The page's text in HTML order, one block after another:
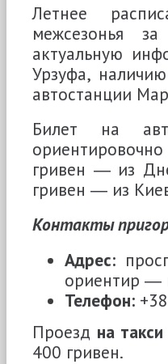
Летнее
межсезонья
актуальную
Урзуфа,
автостанции
Билет на
гривен ― из
гривен ― из
Контакты
Адрес:
ориентир ―
Телефон:
Проезд на такси
400 гривен.